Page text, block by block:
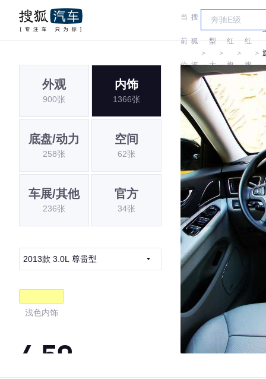
当
前
位
搜
狐
汽
车
＞
车
型
大
全
＞
红
旗
＞
红
旗
＞
外观
900张
内饰
1366张
底盘/动力
258张
空间
62张
车展/其他
236张
官方
34张
2013款 3.0L 尊贵型
浅色内饰
4.59